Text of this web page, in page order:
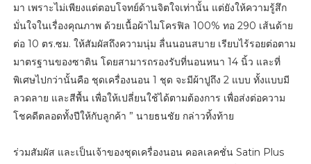
มา เพราะไม่เพียงแต่ตอบโจทย์ด้านจิตใจเท่านั้น แต่ยังให้ความรู้สึก
มั่นใจในเรื่องคุณภาพ ด้วยเนื้อผ้าไมโครฟิล 100% ทอ 290 เส้นด้าย
ต่อ 10 ตร.ซม. ให้สัมผัสถึงความนุ่ม ลื่นนอนสบาย เรียบไร้รอยต่อตาม
มาตรฐานของซาติน โดยสามารถรองรับที่นอนหนา 14 นิ้ว และที่
พิเศษไปกว่านั้นคือ ชุดเครื่องนอน 1 ชุด จะมีผ้าปูถึง 2 แบบ ทั้งแบบมี
ลวดลาย และสีพื้น เพื่อให้เปลี่ยนใช้ได้ตามต้องการ เพื่อส่งต่อความ
โชคดีตลอดทั้งปีให้กับลูกค้า ” นายธนชัย กล่าวทิ้งท้าย
ร่วมสัมผัส และเป็นเจ้าของชุดเครื่องนอน คอลเลคชั่น Satin Plus